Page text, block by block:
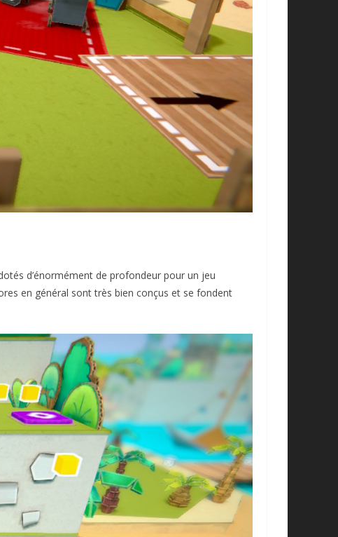
d’énormément de profondeur pour un jeu
en général sont très bien conçus et se fondent